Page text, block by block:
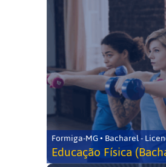
Formiga-MG • Bacharel -
Educação Física